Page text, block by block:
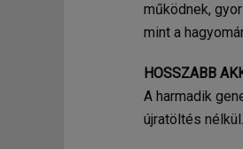
működnek,
mint a
HOSSZABB
A harmadik
újratöltés nélkül.